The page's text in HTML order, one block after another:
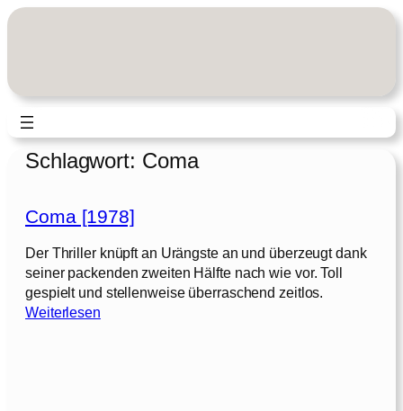
Zum
Schlagwort: Coma
Coma [1978]
Der Thriller knüpft an Urängste an und überzeugt dank
seiner packenden zweiten Hälfte nach wie vor. Toll
gespielt und stellenweise überraschend zeitlos.
Weiterlesen: